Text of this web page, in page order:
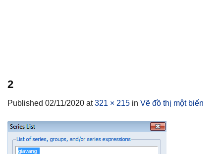
2
Published 02/11/2020 at321 × 215 in Vẽ đồ thị một biến